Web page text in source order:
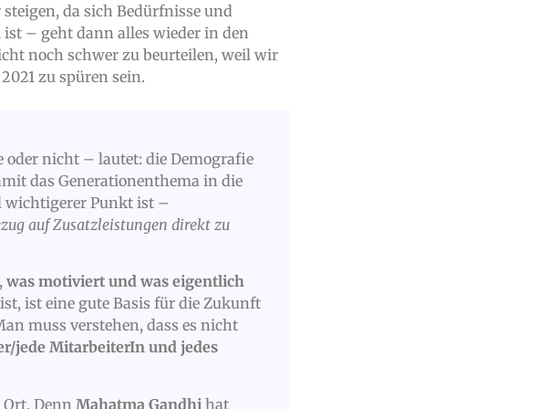
da sich Bedürfnisse und
– geht dann alles wieder in den
noch schwer zu beurteilen, weil wir
zu spüren sein.
oder nicht – lautet: die Demografie
das Generationenthema in die
wichtigerer Punkt ist –
auf Zusatzleistungen direkt zu
was motiviert und was eigentlich
ist eine gute Basis für die Zukunft
muss verstehen, dass es nicht
jede MitarbeiterIn und jedes
Denn Mahatma Gandhi hat